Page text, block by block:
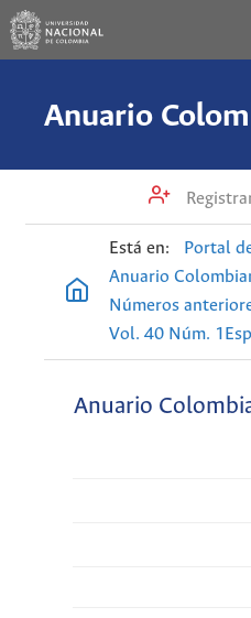
Está en: Portal
Anuario
Números
Vol. 40 Núm.
Anuario